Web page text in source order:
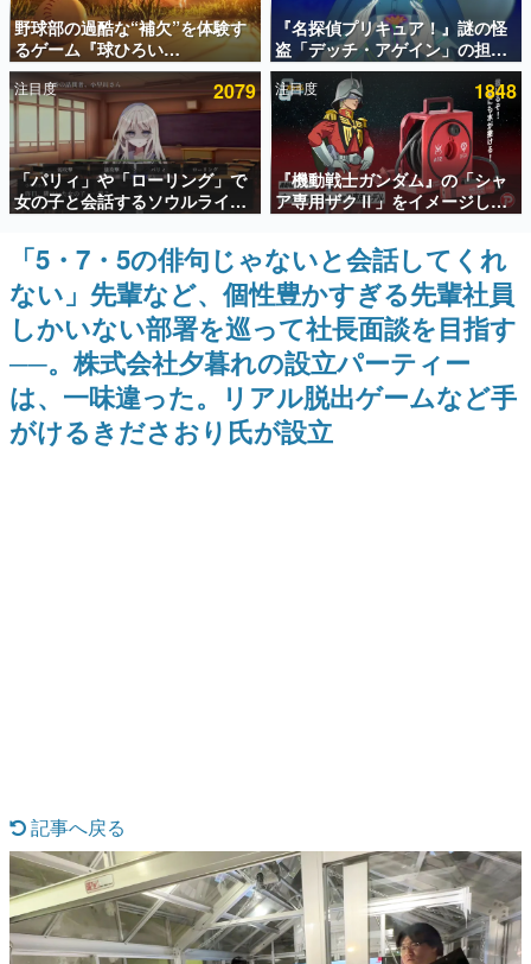
アプリセール情報
インタビュー
連載・特集一覧
殿堂入り記事
SNS拡散数が数千以上！ ページビュー数万以上！ などな
ど。多くの人々に読まれた、電ファミ渾身の“殿堂入り”記
事をまとめました。
ゲームの企画書
名作ゲームクリエイターの方々に製作時のエピソードをお
聞きし、ヒットする企画（ゲーム）とは何か？を探ってい
きます。
赫本
この物語を解いてはいけない。『赫本』は、〈試験問題〉
の形をした短編ホラー小説集です。
新世代に訊く
具体的な形から解き明かしていく、硬派で骨太な評論連載
です。
ゲームが変えた日本語
「経験値」「裏技」「ラスボス」… ゲームにまつわる言葉
の起源や用法の変遷を、コンピューター文化史研究家・タ
野球部の過酷な“補欠”を体験す
るゲーム『球ひろい
Simulator』が「1件」のウィッ
シュリストをもとにチェコ語に
対応しSNSで話題に。『キング
ダム・カム』開発元やチェコの
プロ野球選手から称賛の声
『名探偵プリキュア！』謎の怪
盗「デッチ・アゲイン」の担当
キャストは天﨑滉平さんと判
明。『Re:ゼロから始める異世
界生活』オットー役、『ヒプノ
シスマイク』山田三郎役など
注目度 2079
「パリィ」や「ローリング」で
女の子と会話するソウルライク
恋愛ゲーム『小早川さんはソウ
ルライク』無料公開。返事に失
敗すると「YOU DIED」
注目度 1848
『機動戦士ガンダム』の「シャ
ア専用ザクⅡ」をイメージした
散水ホースリールが予約開始。
本体にはシャアのパーソナルマ
ークやジオン公国軍のエンブレ
ム、型式番号などを配置
「5・7・5の俳句じゃないと会話してくれ
ない」先輩など、個性豊かすぎる先輩社員
しかいない部署を巡って社長面談を目指す
──。株式会社夕暮れの設立パーティー
は、一味違った。リアル脱出ゲームなど手
がけるきださおり氏が設立
記事へ戻る